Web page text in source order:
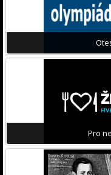
Pro